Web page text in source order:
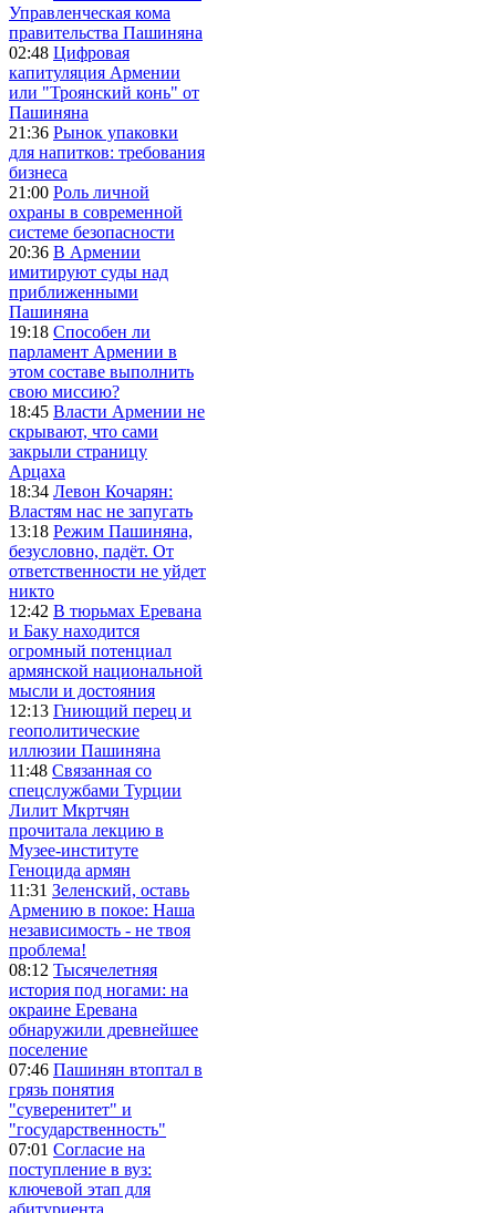
Управленческая кома
правительства Пашиняна
02:48 Цифровая
капитуляция Армении
или "Троянский конь" от
Пашиняна
21:36 Рынок упаковки
для напитков: требования
бизнеса
21:00 Роль личной
охраны в современной
системе безопасности
20:36 В Армении
имитируют суды над
приближенными
Пашиняна
19:18 Способен ли
парламент Армении в
этом составе выполнить
свою миссию?
18:45 Власти Армении не
скрывают, что сами
закрыли страницу
Арцаха
18:34 Левон Кочарян:
Властям нас не запугать
13:18 Режим Пашиняна,
безусловно, падёт. От
ответственности не уйдет
никто
12:42 В тюрьмах Еревана
и Баку находится
огромный потенциал
армянской национальной
мысли и достояния
12:13 Гниющий перец и
геополитические
иллюзии Пашиняна
11:48 Связанная со
спецслужбами Турции
Лилит Мкртчян
прочитала лекцию в
Музее-институте
Геноцида армян
11:31 Зеленский, оставь
Армению в покое: Наша
независимость - не твоя
проблема!
08:12 Тысячелетняя
история под ногами: на
окраине Еревана
обнаружили древнейшее
поселение
07:46 Пашинян втоптал в
грязь понятия
"суверенитет" и
"государственность"
07:01 Согласие на
поступление в вуз:
ключевой этап для
абитуриента